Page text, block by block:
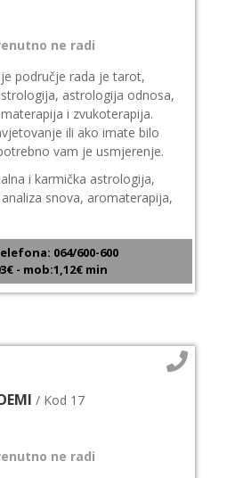
ne radi
područje rada je tarot,
astrologija odnosa,
i zvukoterapija.
ili ako imate bilo
vam je usmjerenje.
i karmička astrologija,
snova, aromaterapija,
064/600-600
- mob:1,12€ min
/ Kod 17
ne radi